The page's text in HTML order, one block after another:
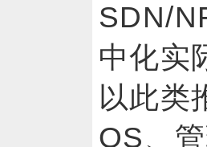
SDN/
中化实
以此类
OS、